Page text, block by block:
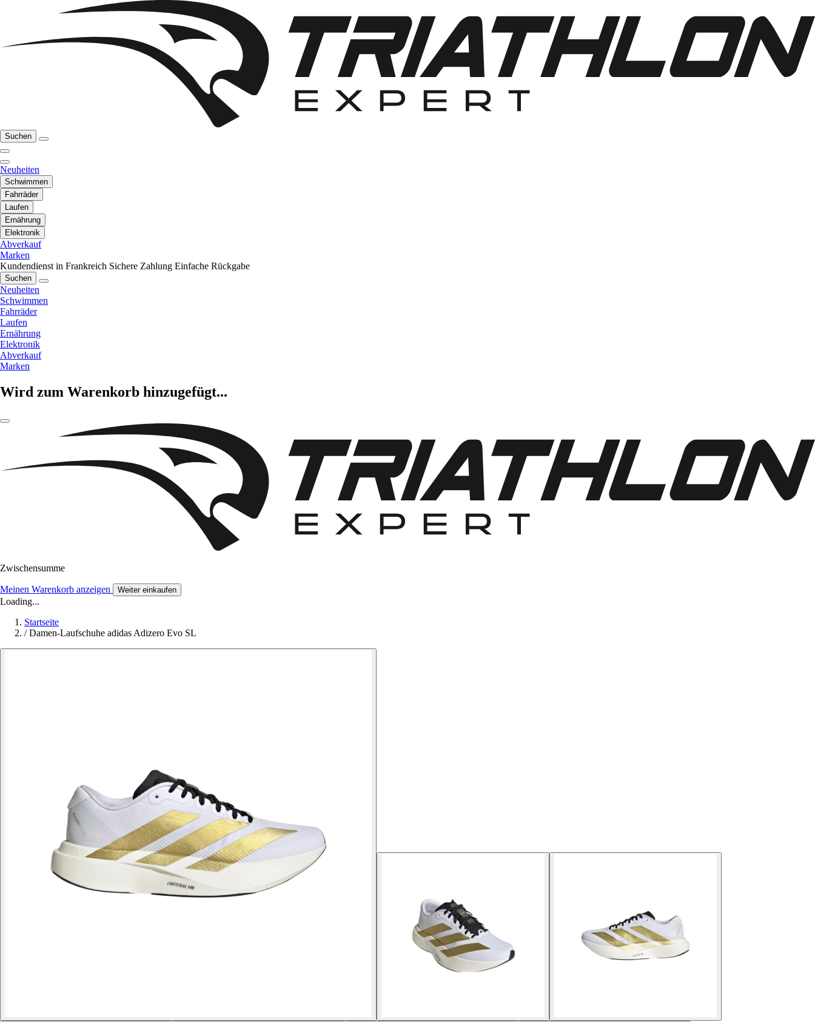
Suchen
Neuheiten
Schwimmen
Fahrräder
Laufen
Ernährung
Elektronik
Abverkauf
Marken
Kundendienst in Frankreich Sichere Zahlung Einfache Rückgabe
Suchen
Neuheiten
Schwimmen
Fahrräder
Laufen
Ernährung
Elektronik
Abverkauf
Marken
Wird zum Warenkorb hinzugefügt...
Zwischensumme
Meinen Warenkorb anzeigen Weiter einkaufen
Loading...
Startseite
/ Damen-Laufschuhe adidas Adizero Evo SL